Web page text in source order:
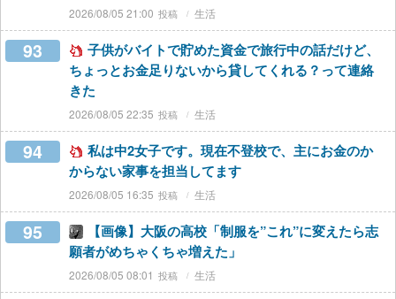
2026/08/05 21:00 生活
93
子供がバイトで貯めた資金で旅行中の話だけど、
ちょっとお金足りないから貸してくれる？って連絡
きた
2026/08/05 22:35 生活
94
私は中2女子です。現在不登校で、主にお金のか
からない家事を担当してます
2026/08/05 16:35 生活
95
【画像】大阪の高校「制服を”これ”に変えたら志
願者がめちゃくちゃ増えた」
2026/08/05 08:01 生活